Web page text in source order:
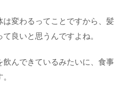
変わるってことですから、髪
良いと思うんですよね。
飲んできているみたいに、食事